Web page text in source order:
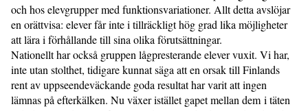
och hos elevgrupper med funktionsvariationer. Allt detta avslöjar
en orättvisa: elever får inte i tillräckligt hög grad lika möjligheter
att lära i förhållande till sina olika förutsättningar.
Nationellt har också gruppen lågpresterande elever vuxit. Vi har,
inte utan stolthet, tidigare kunnat säga att en orsak till Finlands
rent av uppseendeväckande goda resultat har varit att ingen
lämnas på efterkälken. Nu växer istället gapet mellan dem i täten